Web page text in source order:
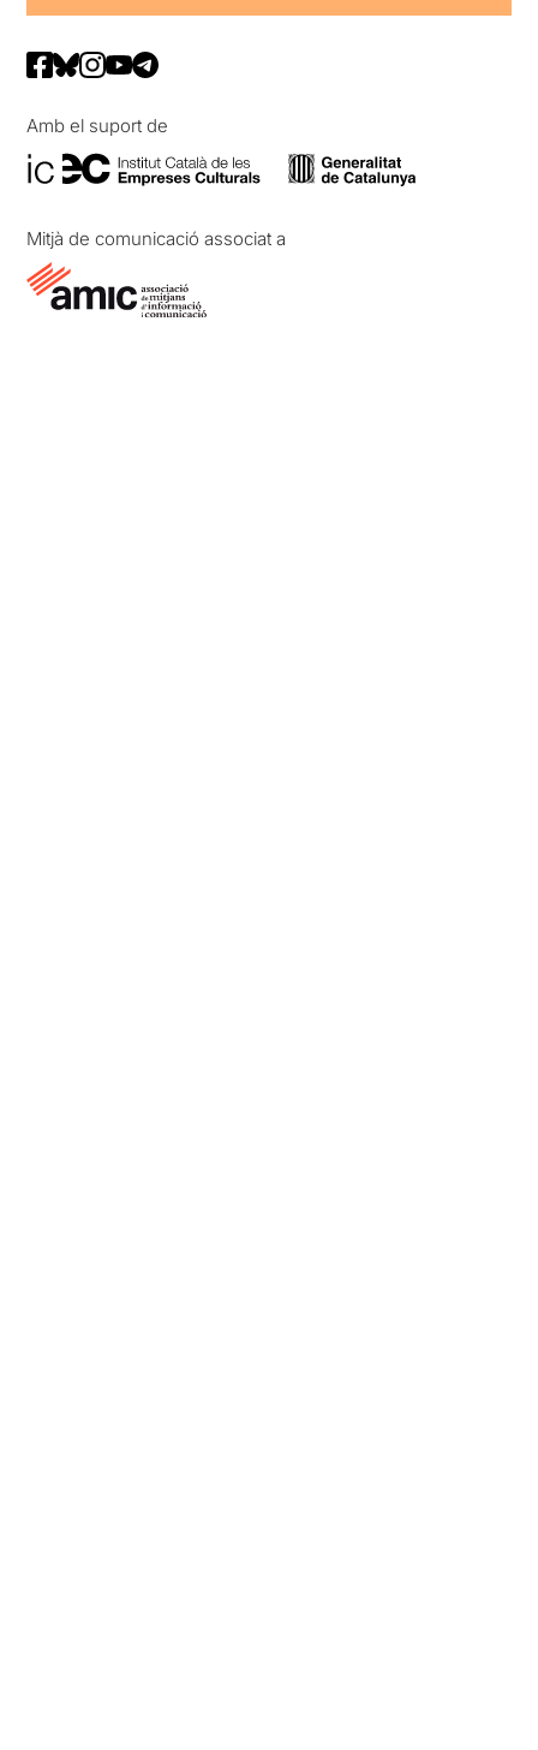
Amb el suport de
Mitjà de comunicació associat a